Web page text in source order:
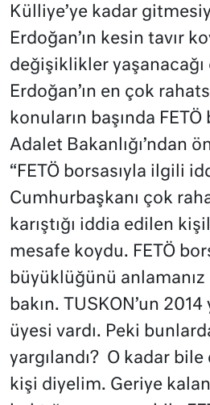
Külliye’ye kadar
Erdoğan’ın kesin tavır
değişiklikler
Erdoğan’ın en çok
konuların başında FETÖ
Adalet Bakanlığı’ndan
“FETÖ borsasıyla ilgili
Cumhurbaşkanı çok
karıştığı iddia edilen
mesafe koydu. FETÖ
büyüklüğünü anlamanız
bakın. TUSKON’un 2014
üyesi vardı. Peki
yargılandı? O kadar
kişi diyelim. Geriye